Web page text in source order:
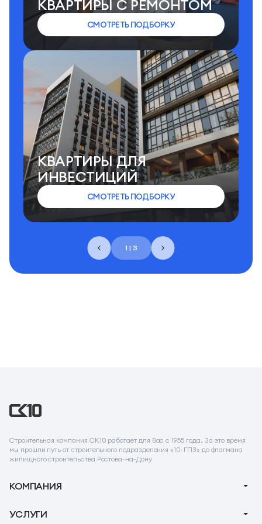
1 | 3
КВАРТИРЫ C РЕМОНТОМ
СМОТРЕТЬ ПОДБОРКУ
КВАРТИРЫ ДЛЯ
ИНВЕСТИЦИЙ
СМОТРЕТЬ ПОДБОРКУ
Строительная компания СК10 работает для Вас с 1955 года. За это время
мы прошли путь от строительного подразделения «10-ГПЗ» до флагмана
жилищного строительства Ростова-на-Дону
КОМПАНИЯ
О компании
УСЛУГИ